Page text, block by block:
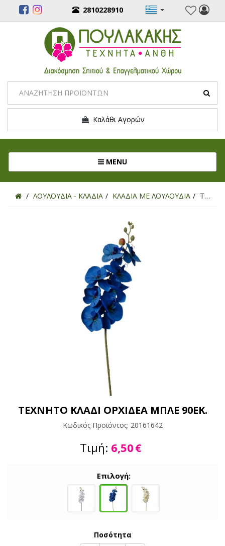
2810228910
Καλάθι Αγορών
MENUToggle navigation
ΛΟΥΛΟΥΔΙΑ - ΚΛΑΔΙΑ ΚΛΑΔΙΑ ΜΕ ΛΟΥΛΟΥΔΙΑ ΤΕΧΝΗΤΟ ΚΛΑΔΙ ΟΡΧΙΔΕΑ ΜΠΛΕ 90ΕΚ.
ΤΕΧΝΗΤΟ ΚΛΑΔΙ ΟΡΧΙΔΕΑ ΜΠΛΕ 90ΕΚ.
Κωδικός Προϊόντος: 20161642
Τιμή: 6,50€
Επιλογή:
Ποσότητα